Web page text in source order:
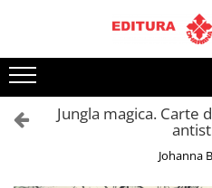
Toate Produsele
CARTI EDITURA DHARANA
OFERTE LA PACHET
Jungla magica. Carte
Johanna